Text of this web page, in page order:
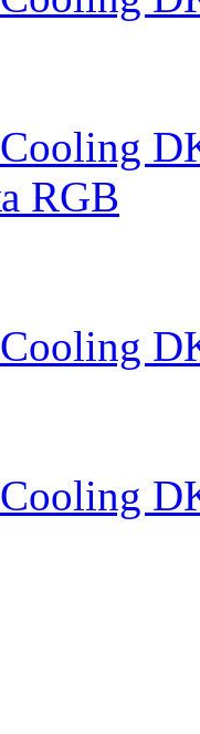
RGB